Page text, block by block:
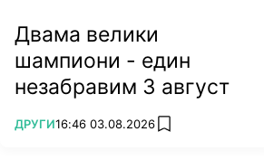
Двама велики
шампиони - един
незабравим 3 август
ПОВЕЧЕ ОТ
ДРУГИ16:46 03.08.2026 add favorites